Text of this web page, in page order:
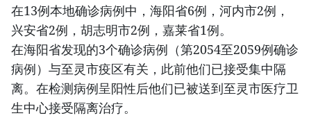
在13例本地确诊病例中，海阳省6例，河内市2例，
兴安省2例，胡志明市2例，嘉莱省1例。
在海阳省发现的3个确诊病例（第2054至2059例确诊
病例）与至灵市疫区有关，此前他们已接受集中隔
离。在检测病例呈阳性后他们已被送到至灵市医疗卫
生中心接受隔离治疗。